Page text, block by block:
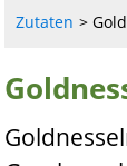
Zutaten